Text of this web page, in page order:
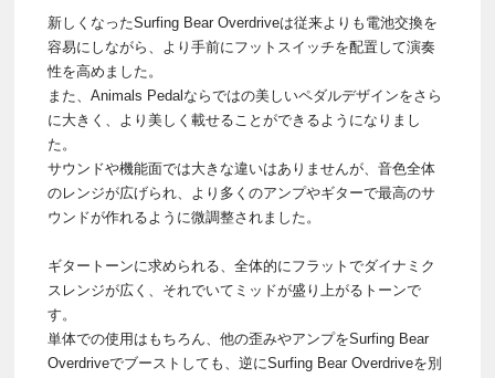
新しくなったSurfing Bear Overdriveは従来よりも電池交換を
容易にしながら、より手前にフットスイッチを配置して演奏
性を高めました。
また、Animals Pedalならではの美しいペダルデザインをさら
に大きく、より美しく載せることができるようになりまし
た。
サウンドや機能面では大きな違いはありませんが、音色全体
のレンジが広げられ、より多くのアンプやギターで最高のサ
ウンドが作れるように微調整されました。
ギタートーンに求められる、全体的にフラットでダイナミク
スレンジが広く、それでいてミッドが盛り上がるトーンで
す。
単体での使用はもちろん、他の歪みやアンプをSurfing Bear
Overdriveでブーストしても、逆にSurfing Bear Overdriveを別